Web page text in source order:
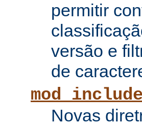
permitir
versão e
de
mod_include
Novas